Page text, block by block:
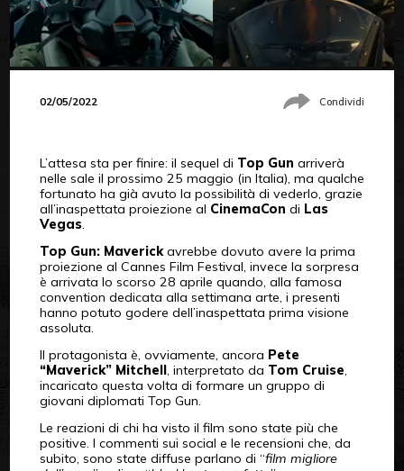
02/05/2022 Condividi
L’attesa sta per finire: il sequel di Top Gun arriverà
nelle sale il prossimo 25 maggio (in Italia), ma qualche
fortunato ha già avuto la possibilità di vederlo, grazie
all’inaspettata proiezione al CinemaCon di Las
Vegas.
Top Gun: Maverickavrebbe dovuto avere la prima
proiezione al Cannes Film Festival, invece la sorpresa
è arrivata lo scorso 28 aprile quando, alla famosa
convention dedicata alla settimana arte, i presenti
hanno potuto godere dell’inaspettata prima visione
assoluta.
Il protagonista è, ovviamente, ancora Pete
“Maverick” Mitchell , interpretato da Tom Cruise,
incaricato questa volta di formare un gruppo di
giovani diplomati Top Gun.
Le reazioni di chi ha visto il film sono state più che
positive. I commenti sui social e le recensioni che, da
subito, sono state diffuse parlano di “film migliore